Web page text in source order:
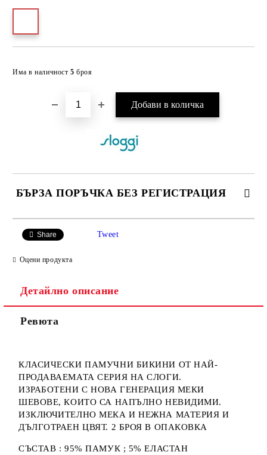
Има в наличност 5 броя
БЪРЗА ПОРЪЧКА БЕЗ РЕГИСТРАЦИЯ
Share Tweet
Оцени продукта
Детайлно описание
Ревюта
КЛАСИЧЕСКИ ПАМУЧНИ БИКИНИ ОТ НАЙ-
ПРОДАВАЕМАТА СЕРИЯ НА СЛОГИ.
ИЗРАБОТЕНИ С НОВА ГЕНЕРАЦИЯ МЕКИ
ШЕВОВЕ, КОИТО СА НАПЪЛНО НЕВИДИМИ.
ИЗКЛЮЧИТЕЛНО МЕКА И НЕЖНА МАТЕРИЯ И
ДЪЛГОТРАЕН ЦВЯТ. 2 БРОЯ В ОПАКОВКА
СЪСТАВ : 95% ПАМУК ; 5% ЕЛАСТАН